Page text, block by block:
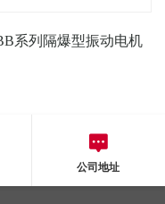
系列隔爆型振动电机
公司地址